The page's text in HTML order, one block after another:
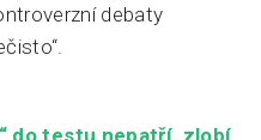
debaty
do testu nepatří, zlobí